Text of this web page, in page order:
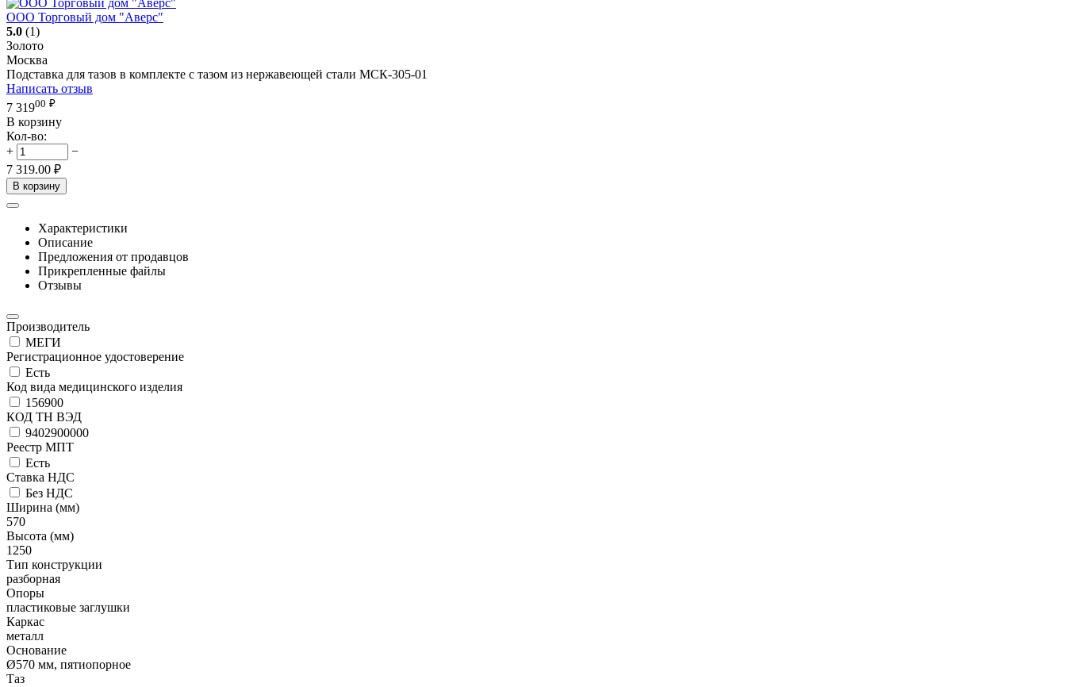
ООО Торговый дом "Аверс"
5.0 (1)
Золото
Москва
Подставка для тазов в комплекте с тазом из нержавеющей стали МСК-305-01
Написать отзыв
7 31900 ₽
В корзину
Кол-во:
+
−
7 319.00 ₽
В корзину
Характеристики
Описание
Предложения от продавцов
Прикрепленные файлы
Отзывы
Производитель
МЕГИ
Регистрационное удостоверение
Есть
Код вида медицинского изделия
156900
КОД ТН ВЭД
9402900000
Реестр МПТ
Есть
Ставка НДС
Без НДС
Ширина (мм)
570
Высота (мм)
1250
Тип конструкции
разборная
Опоры
пластиковые заглушки
Каркас
металл
Основание
Ø570 мм, пятиопорное
Таз